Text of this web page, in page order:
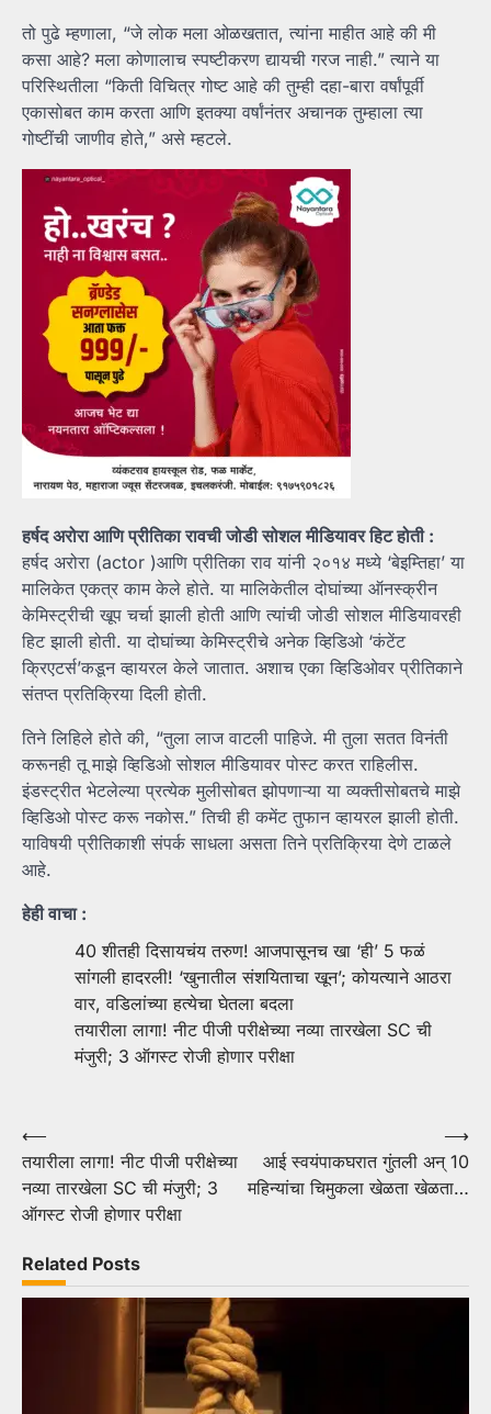
तो पुढे म्हणाला, “जे लोक मला ओळखतात, त्यांना माहीत आहे की मी
कसा आहे? मला कोणालाच स्पष्टीकरण द्यायची गरज नाही.” त्याने या
परिस्थितीला “किती विचित्र गोष्ट आहे की तुम्ही दहा-बारा वर्षांपूर्वी
एकासोबत काम करता आणि इतक्या वर्षांनंतर अचानक तुम्हाला त्या
गोष्टींची जाणीव होते,” असे म्हटले.
हर्षद अरोरा आणि प्रीतिका रावची जोडी सोशल मीडियावर हिट होती :
हर्षद अरोरा (actor )आणि प्रीतिका राव यांनी २०१४ मध्ये ‘बेइम्तिहा’ या
मालिकेत एकत्र काम केले होते. या मालिकेतील दोघांच्या ऑनस्क्रीन
केमिस्ट्रीची खूप चर्चा झाली होती आणि त्यांची जोडी सोशल मीडियावरही
हिट झाली होती. या दोघांच्या केमिस्ट्रीचे अनेक व्हिडिओ ‘कंटेंट
क्रिएटर्स’कडून व्हायरल केले जातात. अशाच एका व्हिडिओवर प्रीतिकाने
संतप्त प्रतिक्रिया दिली होती.
तिने लिहिले होते की, “तुला लाज वाटली पाहिजे. मी तुला सतत विनंती
करूनही तू माझे व्हिडिओ सोशल मीडियावर पोस्ट करत राहिलीस.
इंडस्ट्रीत भेटलेल्या प्रत्येक मुलीसोबत झोपणाऱ्या या व्यक्तीसोबतचे माझे
व्हिडिओ पोस्ट करू नकोस.” तिची ही कमेंट तुफान व्हायरल झाली होती.
याविषयी प्रीतिकाशी संपर्क साधला असता तिने प्रतिक्रिया देणे टाळले
आहे.
हेही वाचा :
40 शीतही दिसायचंय तरुण! आजपासूनच खा ‘ही’ 5 फळं
सांंगली हादरली! ‘खुनातील संशयिताचा खून’; कोयत्याने आठरा
वार, वडिलांच्या हत्येचा घेतला बदला
तयारीला लागा! नीट पीजी परीक्षेच्या नव्या तारखेला SC ची
मंजुरी; 3 ऑगस्ट रोजी होणार परीक्षा
Post
navigation
⟵
तयारीला लागा! नीट पीजी परीक्षेच्या
नव्या तारखेला SC ची मंजुरी; 3
ऑगस्ट रोजी होणार परीक्षा
आई स्वयंपाकघरात गुंतली अन् 10
महिन्यांचा चिमुकला खेळता खेळता…
⟶
Related Posts